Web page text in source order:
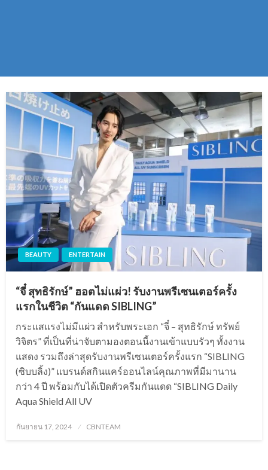
BEAUTY ENTERTAIN
“จี๋ สุทธิรักษ์” ฮอตไม่แผ่ว! รับงานพรีเซนเตอร์ครั้ง
แรกในชีวิต “กันแดด SIBLING”
กระแสแรงไม่มีแผ่ว สำหรับพระเอก “จี๋ – สุทธิรักษ์ ทรัพย์
วิจิตร” ที่เป็นที่น่าจับตามองตอนนี้งานเข้าแบบรัวๆ ทั้งงาน
แสดง รวมถึงล่าสุดรับงานพรีเซนเตอร์ครั้งแรก “SIBLING
(ซิบบลิ้ง)” แบรนด์สกินแคร์ออนไลน์คุณภาพที่มีมานาน
กว่า 4 ปี พร้อมกับได้เปิดตัวครีมกันแดด “SIBLING Daily
Aqua Shield All UV
Posted
กันยายน 17, 2024 CBNTEAM